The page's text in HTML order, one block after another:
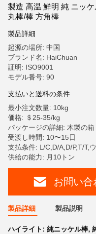
製造 高温 鮮明 純 ニッ
丸棒/棒 方角棒
製品詳細
起源の場所: 中国
ブランド名: HaiChuan
証明: ISO9001
モデル番号: 90
支払いと送料の条件
最小注文数量: 10kg
価格: ＄25-35/kg
パッケージの詳細: 木製の箱
受渡し時間: 10〜15日
支払条件: L/C,D/A,D/P,T/T,
供給の能力: 月10トン
お問い合
製品詳細 製品説明
ハイライト: 純ニッケル棒,